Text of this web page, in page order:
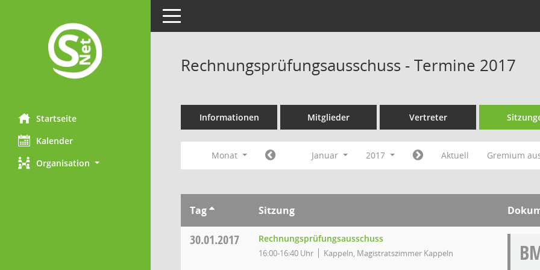
Startseite
Kalender
Organisation
Toggle navigation
Rechnungsprüfungsausschuss - Termine 2017
Informationen Mitglieder Vertreter
Monat Januar 2017 Aktuell Gremium
Tag Sitzung
30.01.2017 Rechnungsprüfungsausschuss
16:00-16:40 Uhr Kappeln, Magistratszimmer Kappeln